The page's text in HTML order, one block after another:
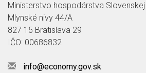
Ministerstvo hospodárstva
Mlynské nivy 44/A
827 15 Bratislava 29
IČO: 00686832
info@economy.gov.sk